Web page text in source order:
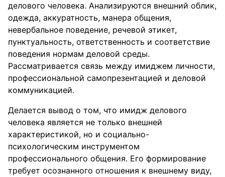
делового человека. Анализируются внешний облик,
одежда, аккуратность, манера общения,
невербальное поведение, речевой этикет,
пунктуальность, ответственность и соответствие
поведения нормам деловой среды.
Рассматривается связь между имиджем личности,
профессиональной самопрезентацией и деловой
коммуникацией.
Делается вывод о том, что имидж делового
человека является не только внешней
характеристикой, но и социально-
психологическим инструментом
профессионального общения. Его формирование
требует осознанного отношения к внешнему виду,